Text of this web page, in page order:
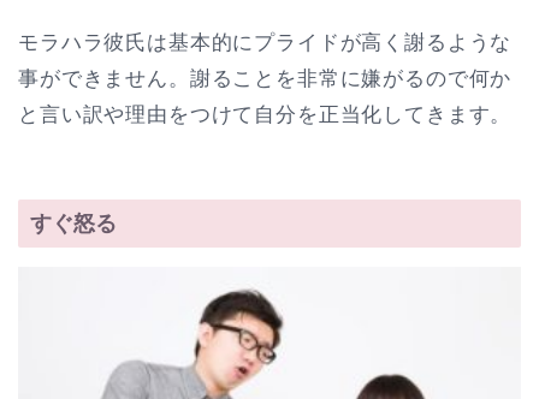
モラハラ彼氏は基本的にプライドが高く謝るような
事ができません。謝ることを非常に嫌がるので何か
と言い訳や理由をつけて自分を正当化してきます。
すぐ怒る